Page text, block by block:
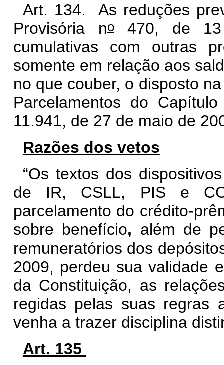
Art. 134. As reduções
Provisória no470, de 13
cumulativas com outras
somente em relação aos
no que couber, o disposto
Parcelamentos do
11.941, de 27 de maio de
Razões dos vetos
“Os textos dos
de IR, CSLL, PIS e
parcelamento do crédito-
sobre benefício, além de
remuneratórios dos
2009, perdeu sua validade
da Constituição, as
regidas pelas suas regras
venha a trazer disciplina
Art. 135